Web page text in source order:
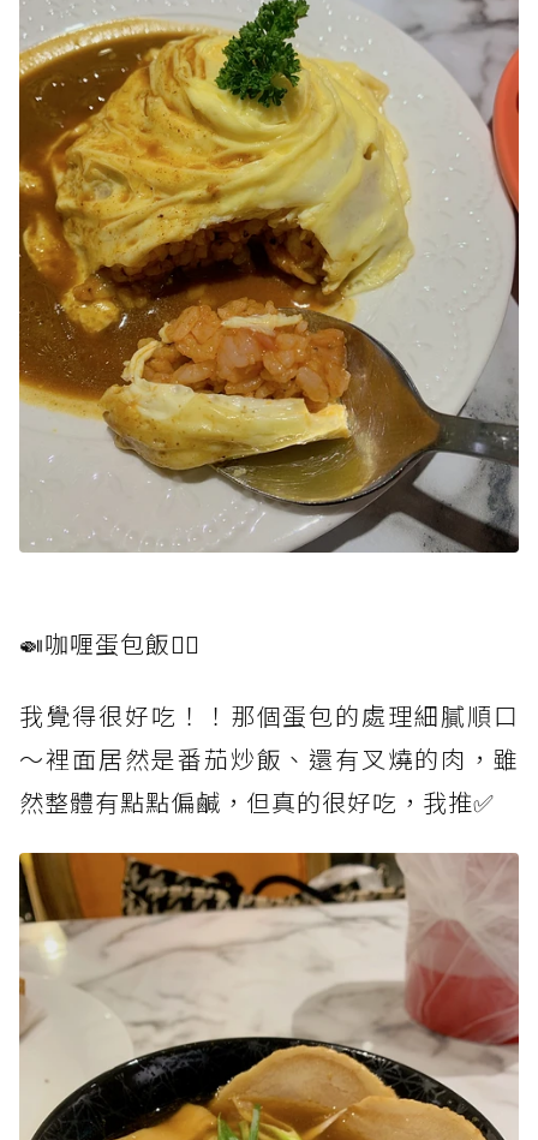
🍛咖喱蛋包飯👆🏻
我覺得很好吃！！那個蛋包的處理細膩順口
～裡面居然是番茄炒飯、還有叉燒的肉，雖
然整體有點點偏鹹，但真的很好吃，我推✅